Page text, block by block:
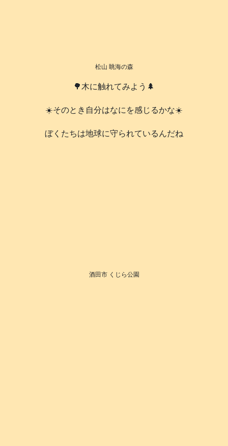
松山 眺海の森
🌳木に触れてみよう🌲
☀️そのとき自分はなにを感じるかな☀️
️ぼくたちは地球に守られているんだね
酒田市 くじら公園